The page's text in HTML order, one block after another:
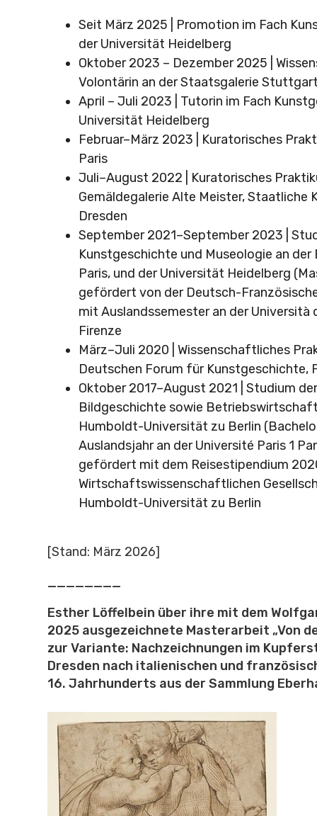
Seit März 2025 | Promotion im Fach
der Universität Heidelberg
Oktober 2023 – Dezember 2025 |
Volontärin an der Staatsgalerie
April – Juli 2023 | Tutorin im Fach
Universität Heidelberg
Februar–März 2023 | Kuratorisches
Paris
Juli–August 2022 | Kuratorisches
Gemäldegalerie Alte Meister, Staatliche
Dresden
September 2021–September 2023 |
Kunstgeschichte und Museologie an der
Paris, und der Universität Heidelberg
gefördert von der Deutsch-
mit Auslandssemester an der Università
Firenze
März–Juli 2020 | Wissenschaftliches
Deutschen Forum für Kunstgeschichte,
Oktober 2017–August 2021 | Studium
Bildgeschichte sowie
Humboldt-Universität zu Berlin
Auslandsjahr an der Université Paris 1
gefördert mit dem Reisestipendium
Wirtschaftswissenschaftlichen
Humboldt-Universität zu Berlin
[Stand: März 2026]
________
Esther Löffelbein über ihre mit dem
2025 ausgezeichnete Masterarbeit „Von
zur Variante: Nachzeichnungen im
Dresden nach italienischen und
16. Jahrhunderts aus der Sammlung